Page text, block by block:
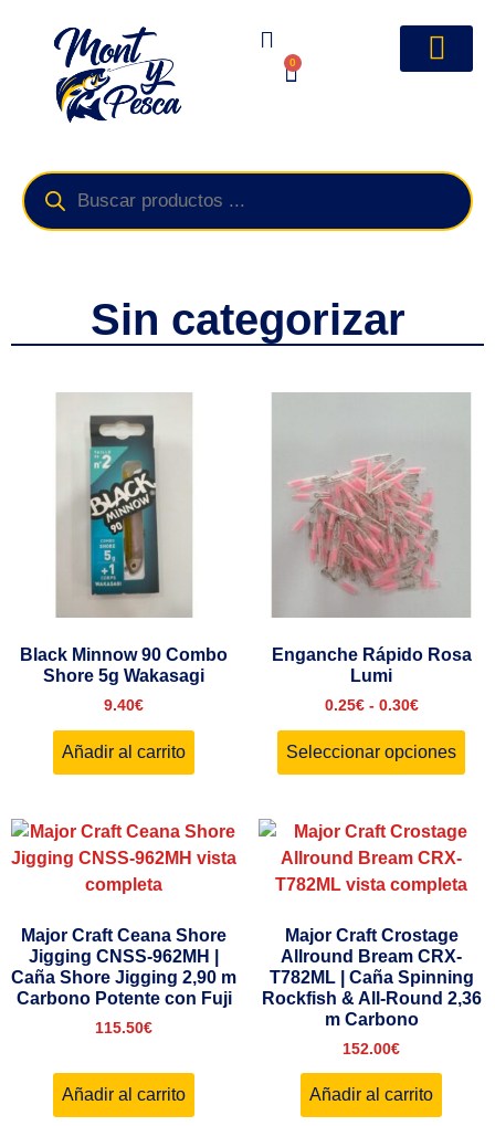
0
Sin categorizar
Black Minnow 90 Combo
Shore 5g Wakasagi
9.40€
Añadir al carrito
Enganche Rápido Rosa
Lumi
0.25€ - 0.30€
Seleccionar opciones
Major Craft Ceana Shore
Jigging CNSS-962MH |
Caña Shore Jigging 2,90 m
Carbono Potente con Fuji
115.50€
Añadir al carrito
Major Craft Crostage
Allround Bream CRX-
T782ML | Caña Spinning
Rockfish & All-Round 2,36
m Carbono
152.00€
Añadir al carrito